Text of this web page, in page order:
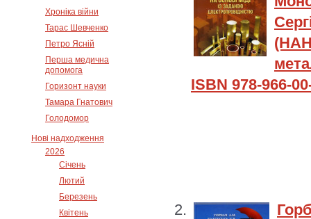
Хроніка війни
Тарас Шевченко
Петро Ясній
Перша медична
допомога
Горизонт науки
Тамара Гнатович
Голодомор
Нові надходження
2026
Січень
Лютий
Березень
Квітень
ISBN 978-966-